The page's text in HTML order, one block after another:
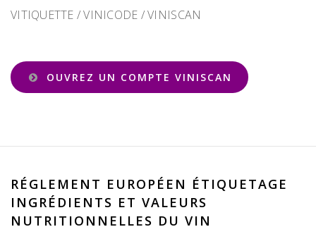
VITIQUETTE / VINICODE / VINISCAN
OUVREZ UN COMPTE VINISCAN
RÉGLEMENT EUROPÉEN ÉTIQUETAGE
INGRÉDIENTS ET VALEURS
NUTRITIONNELLES DU VIN